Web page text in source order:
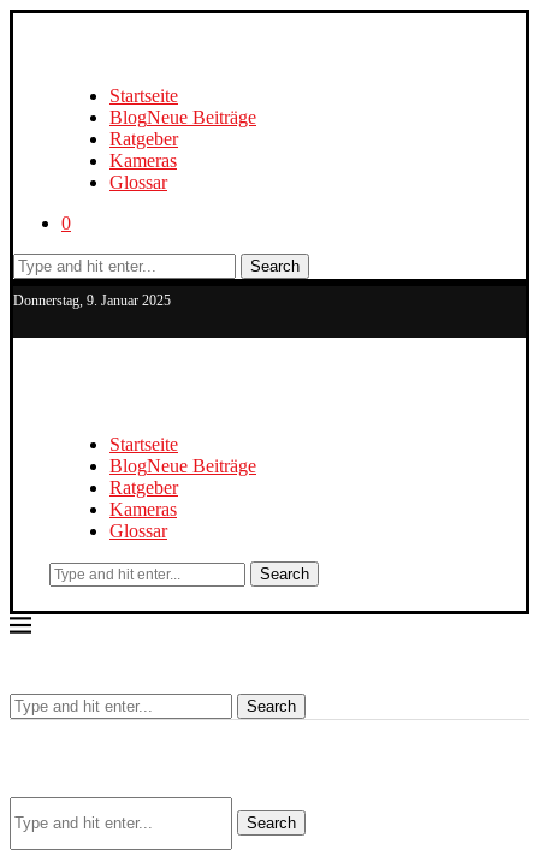
Startseite
BlogNeue Beiträge
Ratgeber
Kameras
Glossar
0
Search
Donnerstag, 9. Januar 2025
Startseite
BlogNeue Beiträge
Ratgeber
Kameras
Glossar
Search
Search
Search